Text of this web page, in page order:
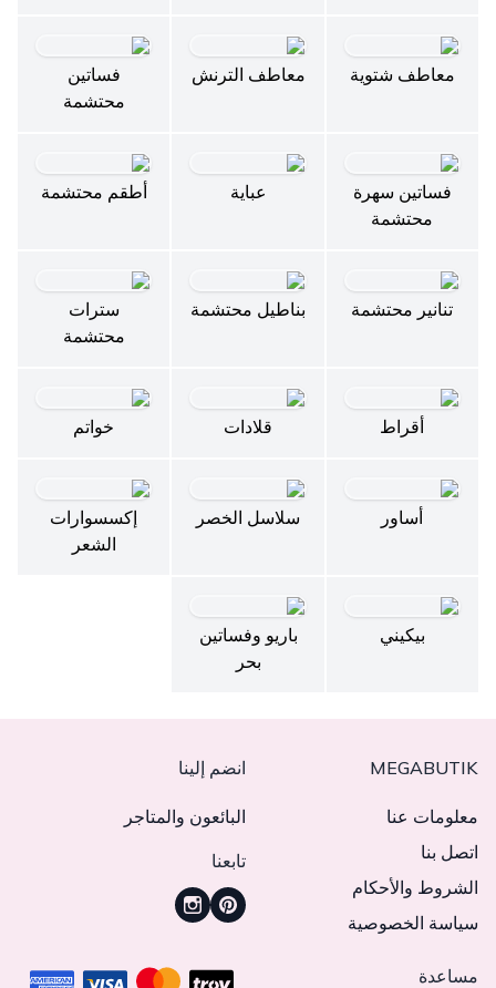
معاطف شتوية معاطف الترنش
فساتين
محتشمة
فساتين سهرة
محتشمة
عباية أطقم محتشمة
تنانير محتشمة بناطيل محتشمة
سترات
محتشمة
أقراط قلادات خواتم
أساور سلاسل الخصر
إكسسوارات
الشعر
بيكيني
باريو وفساتين
بحر
MEGABUTIK
معلومات عنا
اتصل بنا
الشروط والأحكام
سياسة الخصوصية
انضم إلينا
البائعون والمتاجر
تابعنا
مساعدة